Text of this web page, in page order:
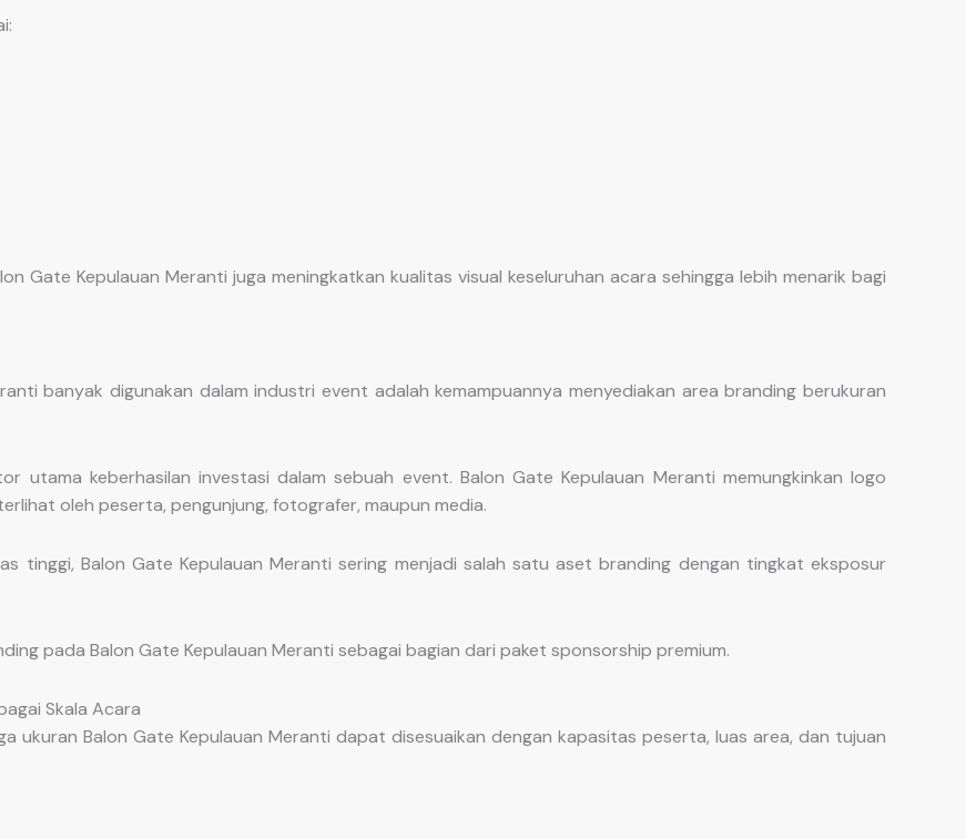
Gate Kepulauan Meranti juga meningkatkan kualitas visual keseluruhan acara sehingga lebih menarik bagi
banyak digunakan dalam industri event adalah kemampuannya menyediakan area branding berukuran
utama keberhasilan investasi dalam sebuah event. Balon Gate Kepulauan Meranti memungkinkan logo
oleh peserta, pengunjung, fotografer, maupun media.
tinggi, Balon Gate Kepulauan Meranti sering menjadi salah satu aset branding dengan tingkat eksposur
pada Balon Gate Kepulauan Meranti sebagai bagian dari paket sponsorship premium.
Skala Acara
ukuran Balon Gate Kepulauan Meranti dapat disesuaikan dengan kapasitas peserta, luas area, dan tujuan